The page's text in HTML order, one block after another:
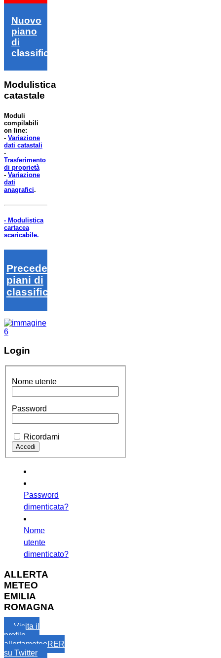
Nuovo
piano
di
classifica
Modulistica
catastale
Moduli
compilabili
on line:
- Variazione
dati catastali
-
Trasferimento
di proprietà
- Variazione
dati
anagrafici.
- Modulistica
cartacea
scaricabile.
Precedenti
piani di
classifica
Login
Nome utente
Password
Ricordami
Password
dimenticata?
Nome
utente
dimenticato?
ALLERTA
METEO
EMILIA
ROMAGNA
Visita il
profilo
allertameteoRER
su Twitter